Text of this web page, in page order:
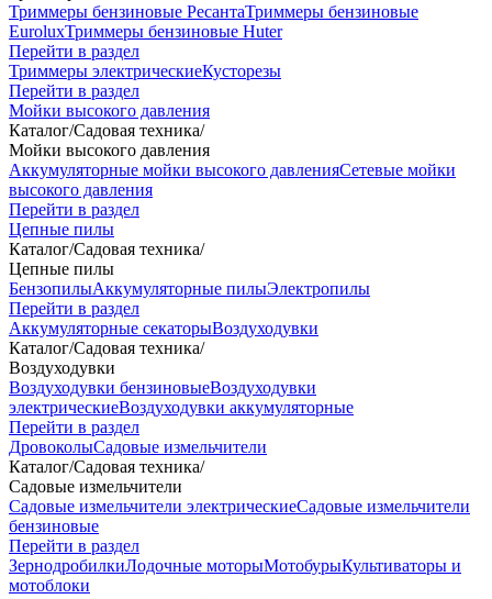
Триммеры бензиновые РесантаТриммеры бензиновые
EuroluxТриммеры бензиновые Huter
Перейти в раздел
Триммеры электрическиеКусторезы
Перейти в раздел
Мойки высокого давления
Каталог/Садовая техника/
Мойки высокого давления
Аккумуляторные мойки высокого давленияСетевые мойки
высокого давления
Перейти в раздел
Цепные пилы
Каталог/Садовая техника/
Цепные пилы
БензопилыАккумуляторные пилыЭлектропилы
Перейти в раздел
Аккумуляторные секаторыВоздуходувки
Каталог/Садовая техника/
Воздуходувки
Воздуходувки бензиновыеВоздуходувки
электрическиеВоздуходувки аккумуляторные
Перейти в раздел
ДровоколыСадовые измельчители
Каталог/Садовая техника/
Садовые измельчители
Садовые измельчители электрическиеСадовые измельчители
бензиновые
Перейти в раздел
ЗернодробилкиЛодочные моторыМотобурыКультиваторы и
мотоблоки